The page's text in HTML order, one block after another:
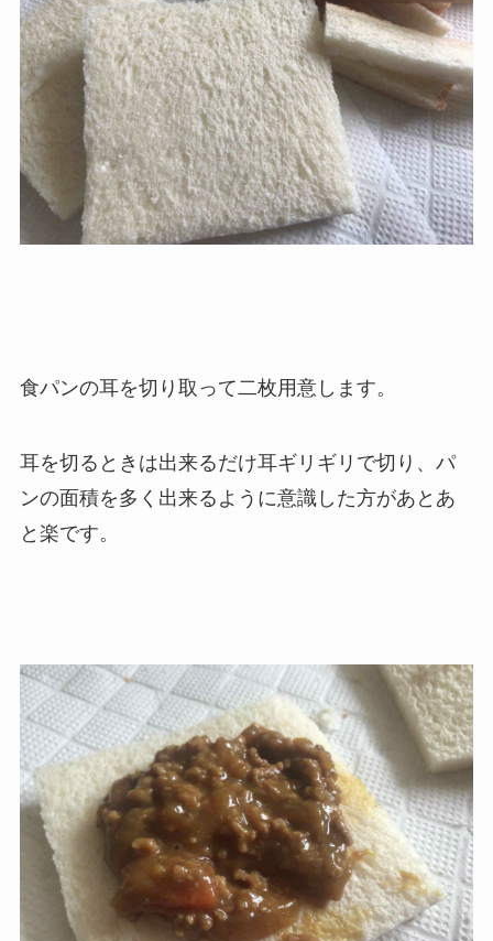
食パンの耳を切り取って二枚用意します。
耳を切るときは出来るだけ耳ギリギリで切り、パ
ンの面積を多く出来るように意識した方があとあ
と楽です。